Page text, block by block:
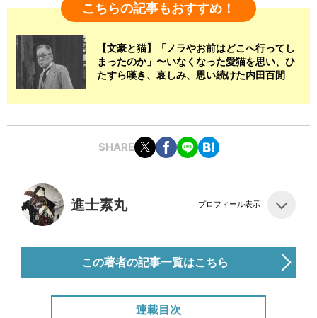
こちらの記事もおすすめ！
【文豪と猫】「ノラやお前はどこへ行ってし
まったのか」〜いなくなった愛猫を思い、ひ
たすら嘆き、哀しみ、思い続けた内田百閒
SHARE
進士素丸 プロフィール表示
この著者の記事一覧はこちら
連載目次